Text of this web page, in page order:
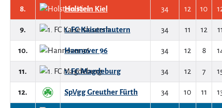
8. Holstein Kiel 34 12 10
9. 1. FC Kaiserslautern 34 11 12
10. Hannover 96 34 12 8
11. 1. FC Magdeburg 34 12 7
12. SpVgg Greuther Fürth 34 10 11